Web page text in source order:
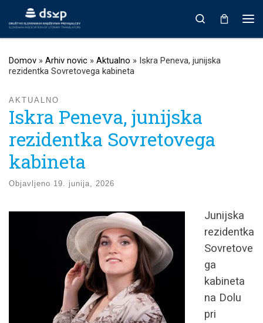
Prikaži vso vsebino
Search
Domov » Arhiv novic » Aktualno » Iskra Peneva, junijska
rezidentka Sovretovega kabineta
AKTUALNO
Iskra Peneva, junijska
rezidentka Sovretovega
kabineta
Objavljeno 19. junija, 2026
Junijska
rezidentka
Sovretove
ga
kabineta
na Dolu
pri